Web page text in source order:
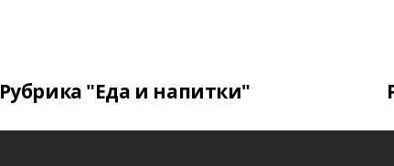
Рубрика "Еда и напитки"